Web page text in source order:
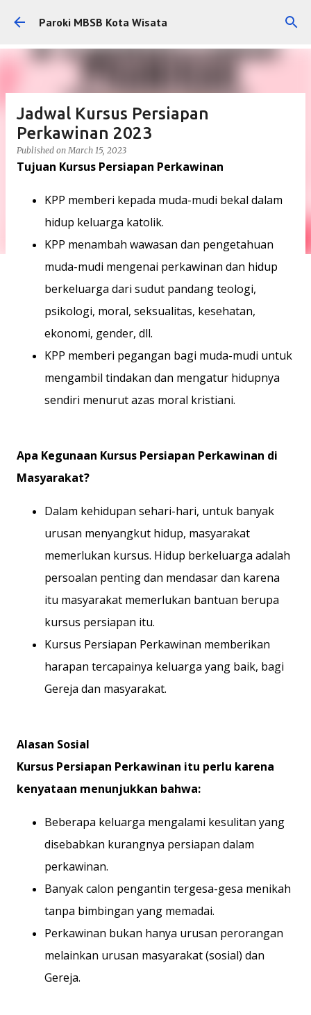
Skip to main content
Paroki MBSB Kota Wisata
Jadwal Kursus Persiapan
Perkawinan 2023
Published onMarch 15, 2023
Tujuan Kursus Persiapan Perkawinan
KPP memberi kepada muda-mudi bekal dalam
hidup keluarga katolik.
KPP menambah wawasan dan pengetahuan
muda-mudi mengenai perkawinan dan hidup
berkeluarga dari sudut pandang teologi,
psikologi, moral, seksualitas, kesehatan,
ekonomi, gender, dll.
KPP memberi pegangan bagi muda-mudi untuk
mengambil tindakan dan mengatur hidupnya
sendiri menurut azas moral kristiani.
Apa Kegunaan Kursus Persiapan Perkawinan di
Masyarakat?
Dalam kehidupan sehari-hari, untuk banyak
urusan menyangkut hidup, masyarakat
memerlukan kursus. Hidup berkeluarga adalah
persoalan penting dan mendasar dan karena
itu masyarakat memerlukan bantuan berupa
kursus persiapan itu.
Kursus Persiapan Perkawinan memberikan
harapan tercapainya keluarga yang baik, bagi
Gereja dan masyarakat.
Alasan Sosial
Kursus Persiapan Perkawinan itu perlu karena
kenyataan menunjukkan bahwa:
Beberapa keluarga mengalami kesulitan yang
disebabkan kurangnya persiapan dalam
perkawinan.
Banyak calon pengantin tergesa-gesa menikah
tanpa bimbingan yang memadai.
Perkawinan bukan hanya urusan perorangan
melainkan urusan masyarakat (sosial) dan
Gereja.